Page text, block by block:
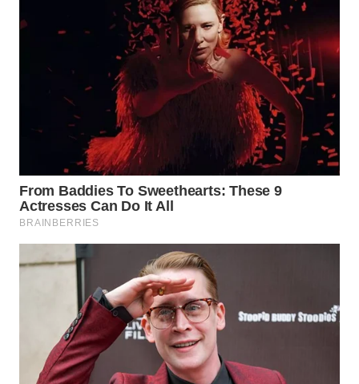
BOROBUDUR
WN
MADURA
SURABAYA
WN
NATUNA